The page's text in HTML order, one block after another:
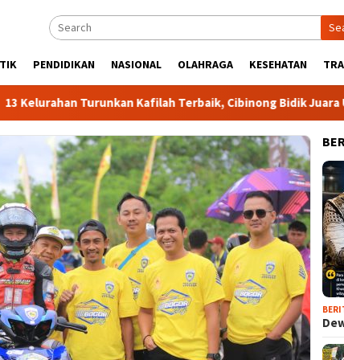
PENDIDIKAN NASIONAL OLAHRAGA KESEHATAN
Turunkan Kafilah Terbaik, Cibinong Bidik Juara Umum